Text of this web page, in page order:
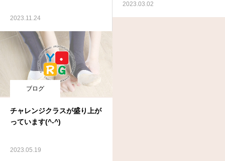
2023.11.24
2023.03.02
ブログ
チャレンジクラスが盛り上が
っています(^-^)
2023.05.19